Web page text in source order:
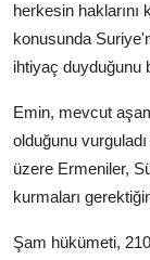
herkesin haklarını
konusunda
ihtiyaç duyduğunu
Emin, mevcut
olduğunu
üzere Ermeniler,
kurmaları
Şam hükümeti,